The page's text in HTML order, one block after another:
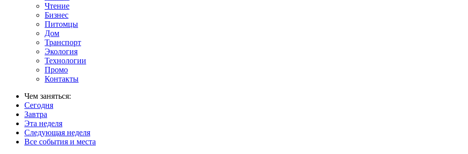
Чтение
Бизнес
Питомцы
Дом
Транспорт
Экология
Технологии
Промо
Контакты
Чем заняться:
Сегодня
Завтра
Эта неделя
Следующая неделя
Все события и места